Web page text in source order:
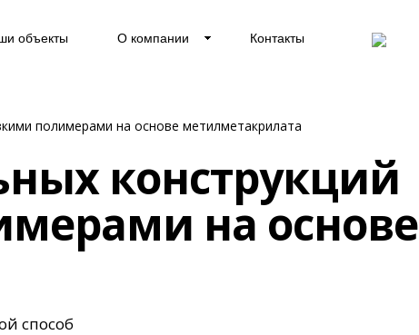
объекты О компании Контакты
полимерами на основе метилметакрилата
конструкций
на основе
способ